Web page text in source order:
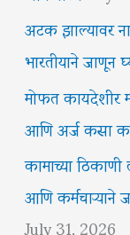
अटक झाल्यावर
भारतीयाने
मोफत
आणि अर्ज कसा
कामाच्या
आणि